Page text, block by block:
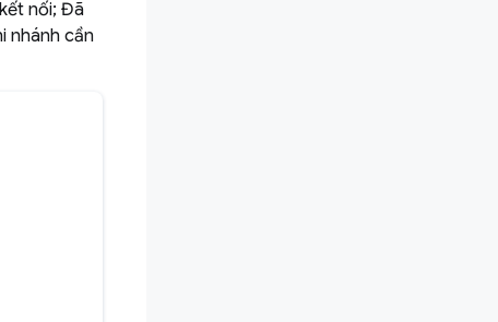
nối; Đã
nhánh cần